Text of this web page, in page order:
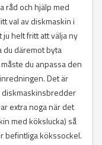
råd och hjälp med
val av diskmaskin i
ju helt fritt att välja ny
du däremot byta
du anpassa den
Det är
extra noga när det
med kökslucka) så
befintliga kökssockel.